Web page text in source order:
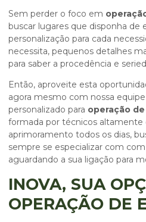
Sem perder o foco em
buscar lugares que disponha de
personalização para cada
necessita, pequenos detalhes
para saber a procedência e
Então, aproveite esta
agora mesmo com nossa
personalizado para operação
formada por técnicos altamente
aprimoramento todos os dias,
sempre se especializar com
aguardando a sua ligação para
INOVA, SUA
OPERAÇÃO DE